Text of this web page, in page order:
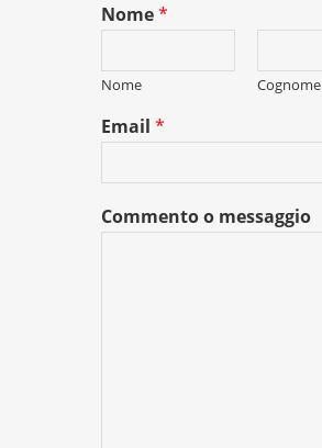
Nome*
Nome Cognome
Email*
Commento o messaggio